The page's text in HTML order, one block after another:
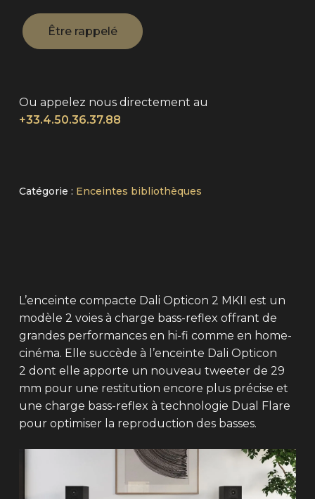
Ou appelez nous directement au
+33.4.50.36.37.88
Catégorie : Enceintes bibliothèques
L’enceinte compacte Dali Opticon 2 MKII est un
modèle 2 voies à charge bass-reflex offrant de
grandes performances en hi-fi comme en home-
cinéma. Elle succède à l’enceinte Dali Opticon
2 dont elle apporte un nouveau tweeter de 29
mm pour une restitution encore plus précise et
une charge bass-reflex à technologie Dual Flare
pour optimiser la reproduction des basses.